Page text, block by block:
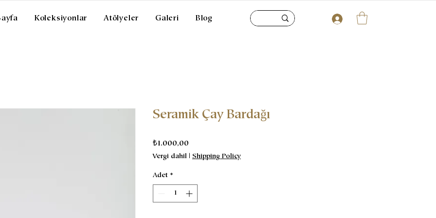
Koleksiyonlar Atölyeler Galeri Blog
Seramik Çay Bardağı
₺1.000,00
Vergi dahil | Shipping Policy
Adet *